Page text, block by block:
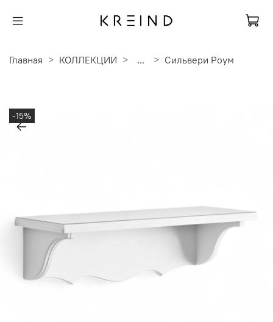
Главная КОЛЛЕКЦИИ ... Сильвери Роум
-15%